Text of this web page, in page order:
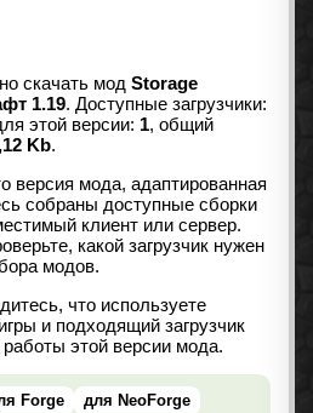
скачать мод Storage
1.19. Доступные загрузчики:
этой версии: 1, общий
Kb.
версия мода, адаптированная
собраны доступные сборки
клиент или сервер.
какой загрузчик нужен
модов.
что используете
и подходящий загрузчик
этой версии мода.
Forge
для NeoForge